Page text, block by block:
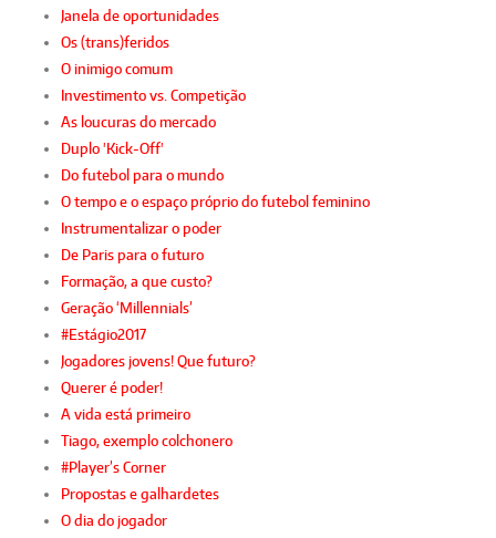
Janela de oportunidades
Os (trans)feridos
O inimigo comum
Investimento vs. Competição
As loucuras do mercado
Duplo 'Kick-Off'
Do futebol para o mundo
O tempo e o espaço próprio do futebol feminino
Instrumentalizar o poder
De Paris para o futuro
Formação, a que custo?
Geração ‘Millennials’
#Estágio2017
Jogadores jovens! Que futuro?
Querer é poder!
A vida está primeiro
Tiago, exemplo colchonero
#Player’s Corner
Propostas e galhardetes
O dia do jogador